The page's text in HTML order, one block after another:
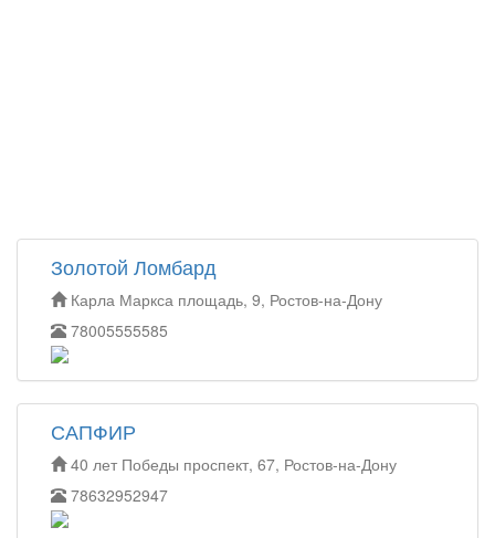
Золотой Ломбард
Карла Маркса площадь, 9, Ростов-на-Дону
78005555585
САПФИР
40 лет Победы проспект, 67, Ростов-на-Дону
78632952947